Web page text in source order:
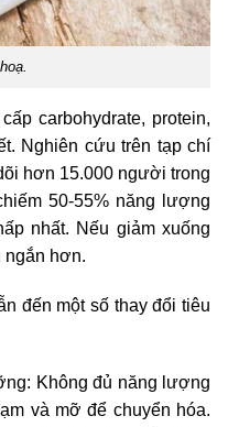
carbohydrate, protein,
Nghiên cứu trên tạp chí
hơn 15.000 người trong
50-55% năng lượng
nhất. Nếu giảm xuống
ngắn hơn.
đến một số thay đổi tiêu
Không đủ năng lượng
và mỡ để chuyển hóa.